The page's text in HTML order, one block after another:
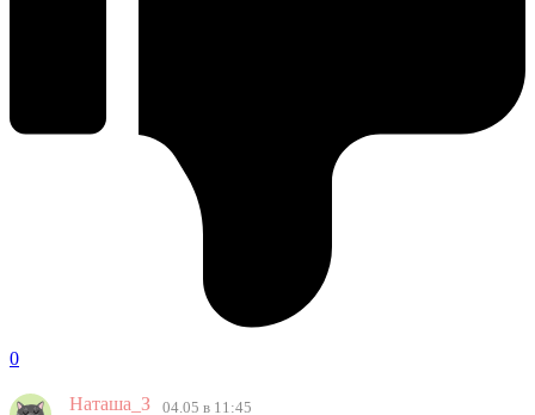
0
Наташа_З 04.05 в 11:45